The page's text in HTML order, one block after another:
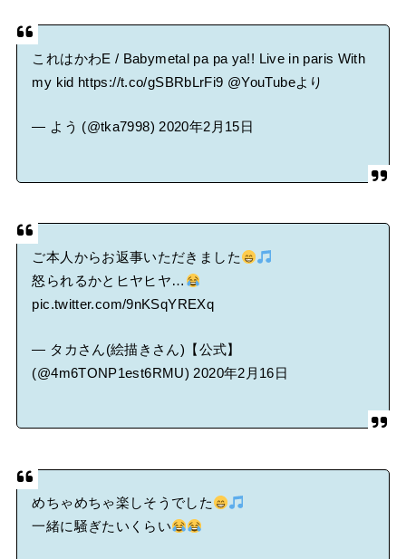
これはかわE / Babymetal pa pa ya!! Live in paris With
my kid https://t.co/gSBRbLrFi9 @YouTubeより
— よう (@tka7998)2020年2月15日
ご本人からお返事いただきました
怒られるかとヒヤヒヤ…
pic.twitter.com/9nKSqYREXq
— タカさん(絵描きさん)【公式】
(@4m6TONP1est6RMU) 2020年2月16日
めちゃめちゃ楽しそうでした
一緒に騒ぎたいくらい